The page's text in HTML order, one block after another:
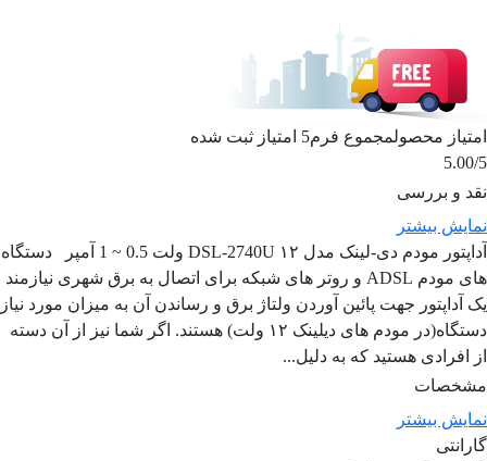
امتیاز محصولمجموع فرم5 امتیاز ثبت شده
5.00/5
نقد و بررسی
نمایش بیشتر
آداپتور مودم دی‌-لینک مدل DSL-2740U ۱۲ ولت 0.5 ~ 1 آمپر دستگاه
های مودم ADSL و روتر های شبکه برای اتصال به برق شهری نیازمند
یک آداپتور جهت پائین آوردن ولتاژ برق و رساندن آن به میزان مورد نیاز
دستگاه(در مودم های دیلینک ۱۲ ولت) هستند. اگر شما نیز از آن دسته
از افرادی هستید که به دلیل...
مشخصات
نمایش بیشتر
گارانتی